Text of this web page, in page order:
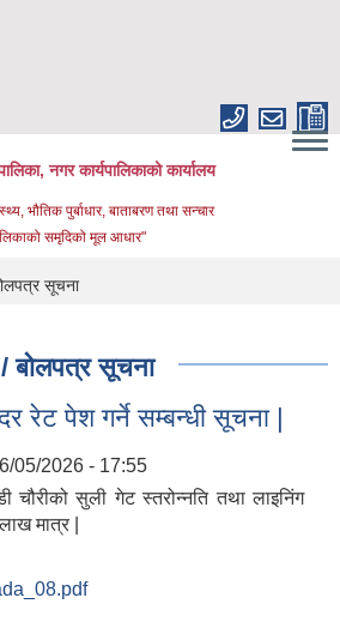
नगर कार्यपालिकाको कार्यालय
भौतिक पुर्बाधार, बाताबरण तथा सन्चार
समृदिको मूल आधार"
सूचना
बोलपत्र सूचना
रेट पेश गर्ने सम्बन्धी सूचना |
05/2026 - 17:55
चौरीको सुली गेट स्तरोन्नति तथा लाइनिंग
मात्र |